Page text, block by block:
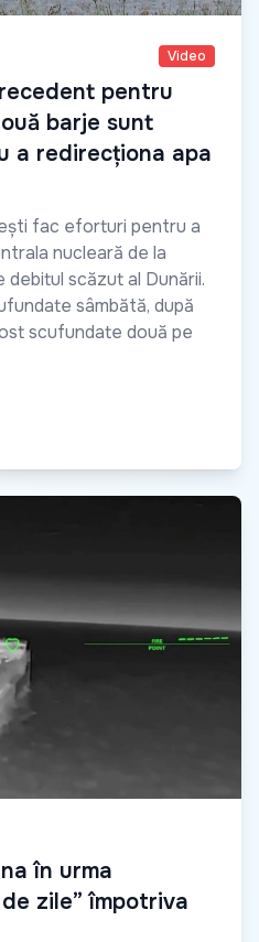
Video
pentru
barje sunt
a redirecționa apa
fac eforturi pentru a
nucleară de la
scăzut al Dunării.
sâmbătă, după
scufundate două pe
în urma
zile” împotriva